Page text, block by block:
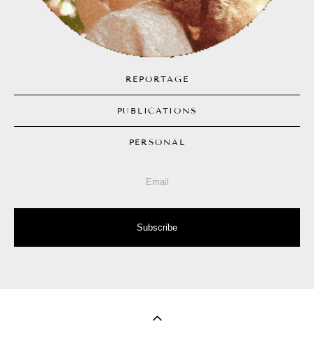
REPORTAGE
PUBLICATIONS
PERSONAL
Subscribe